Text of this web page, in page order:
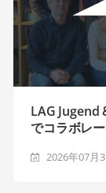
LAG Jugend
でコラボレ
2026年07月